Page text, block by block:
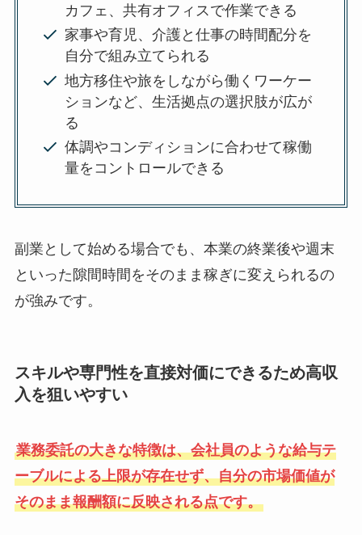
カフェ、共有オフィスで作業できる
家事や育児、介護と仕事の時間配分を
自分で組み立てられる
地方移住や旅をしながら働くワーケー
ションなど、生活拠点の選択肢が広が
る
体調やコンディションに合わせて稼働
量をコントロールできる
副業として始める場合でも、本業の終業後や週末
といった隙間時間をそのまま稼ぎに変えられるの
が強みです。
スキルや専門性を直接対価にできるため高収
入を狙いやすい
業務委託の大きな特徴は、会社員のような給与テ
ーブルによる上限が存在せず、自分の市場価値が
そのまま報酬額に反映される点です。